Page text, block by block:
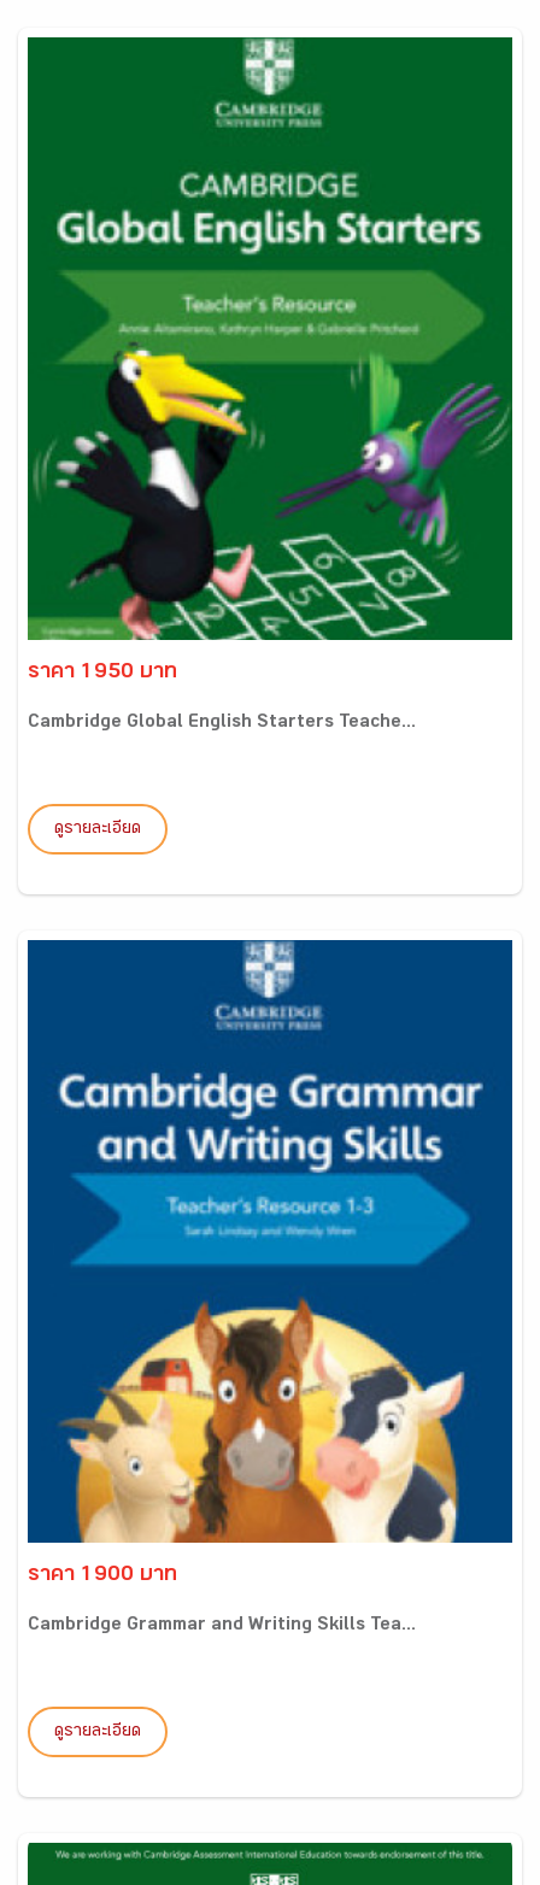
ราคา 1950 บาท
Cambridge Global English Starters Teache...
ดูรายละเอียด
ราคา 1900 บาท
Cambridge Grammar and Writing Skills Tea...
ดูรายละเอียด